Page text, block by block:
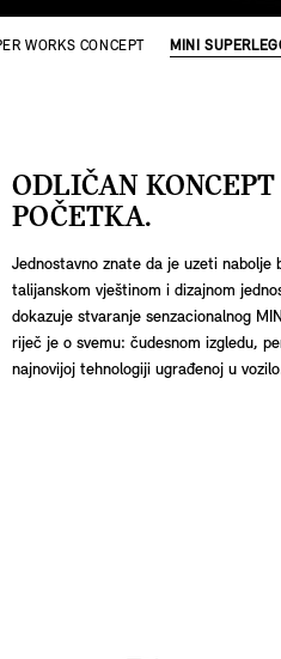
WORKS CONCEPT MINI
ODLIČAN
POČETKA.
Jednostavno znate da je uzeti
talijanskom vještinom i dizajnom
dokazuje stvaranje senzacionalnog
riječ je o svemu: čudesnom izgledu,
najnovijoj tehnologiji ugrađenoj u